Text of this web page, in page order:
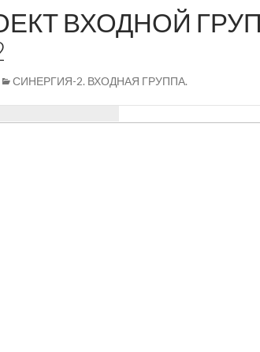
ВХОДНОЙ
СИНЕРГИЯ-2. ВХОДНАЯ ГРУППА.